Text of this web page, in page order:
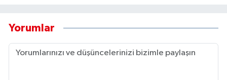
Yorumlar